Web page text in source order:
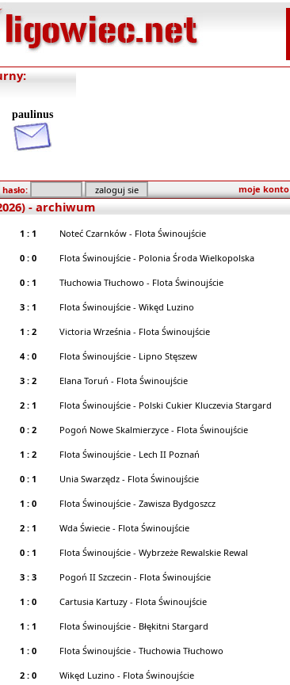
paulinus
hasło: moje konto
- archiwum
1 : 1
Noteć Czarnków - Flota Świnoujście
0 : 0
Flota Świnoujście - Polonia Środa Wielkopolska
0 : 1
Tłuchowia Tłuchowo - Flota Świnoujście
3 : 1
Flota Świnoujście - Wikęd Luzino
1 : 2
Victoria Września - Flota Świnoujście
4 : 0
Flota Świnoujście - Lipno Stęszew
3 : 2
Elana Toruń - Flota Świnoujście
2 : 1
Flota Świnoujście - Polski Cukier Kluczevia Stargard
0 : 2
Pogoń Nowe Skalmierzyce - Flota Świnoujście
1 : 2
Flota Świnoujście - Lech II Poznań
0 : 1
Unia Swarzędz - Flota Świnoujście
1 : 0
Flota Świnoujście - Zawisza Bydgoszcz
2 : 1
Wda Świecie - Flota Świnoujście
0 : 1
Flota Świnoujście - Wybrzeże Rewalskie Rewal
3 : 3
Pogoń II Szczecin - Flota Świnoujście
1 : 0
Cartusia Kartuzy - Flota Świnoujście
1 : 1
Flota Świnoujście - Błękitni Stargard
1 : 0
Flota Świnoujście - Tłuchowia Tłuchowo
2 : 0
Wikęd Luzino - Flota Świnoujście